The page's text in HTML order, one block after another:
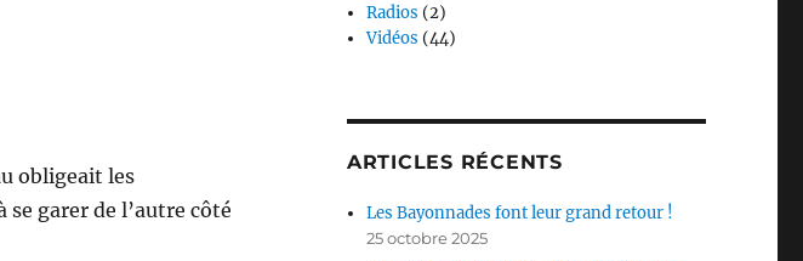
obligeait les
garer de l’autre côté
Radios (2)
Vidéos (44)
ARTICLES RÉCENTS
Les Bayonnades font leur grand retour !
25 octobre 2025